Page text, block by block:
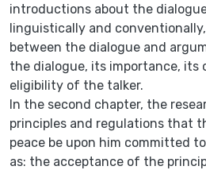
introductions about the
linguistically and
between the dialogue and
the dialogue, its importance, its
eligibility of the talker.
In the second chapter, the
principles and regulations that
peace be upon him committed
as: the acceptance of the